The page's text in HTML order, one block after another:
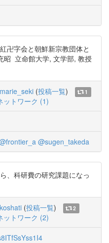
卍字会と朝鮮新宗教団体と
昭 立命館大学, 文学部, 教授
(投稿一覧)
1
ットワーク (1)
@sugen_takeda
、科研費の研究課題になっ
(投稿一覧)
2
ットワーク (2)